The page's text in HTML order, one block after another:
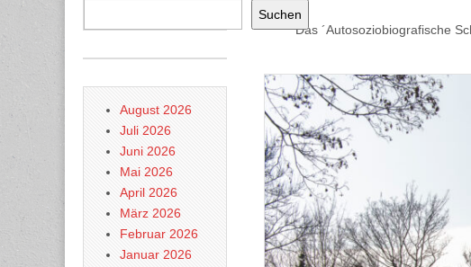
Das ´Autosoziobiografische
Suchen
August 2026
Juli 2026
Juni 2026
Mai 2026
April 2026
März 2026
Februar 2026
Januar 2026